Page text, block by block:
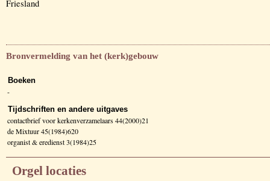
Friesland
Bronvermelding van het (kerk)gebouw
Boeken
-
Tijdschriften en andere uitgaves
contactbrief voor kerkenverzamelaars 44(2000)21
de Mixtuur 45(1984)620
organist & eredienst 3(1984)25
Orgel locaties